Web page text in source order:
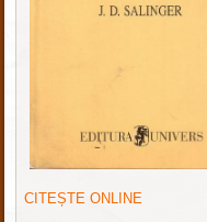
CITEȘTE ONLINE